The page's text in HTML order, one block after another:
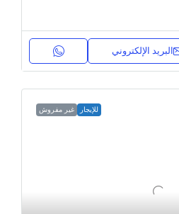
البريد الإلكتروني
للإيجار غير مفروش